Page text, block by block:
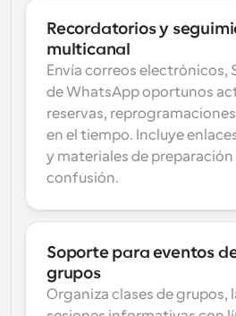
Recordatorios y
multicanal
Envía correos electrónicos,
de WhatsApp oportunos
reservas,
en el tiempo. Incluye
y materiales de preparación
confusión.
Soporte para eventos
grupos
Organiza clases de grupos,